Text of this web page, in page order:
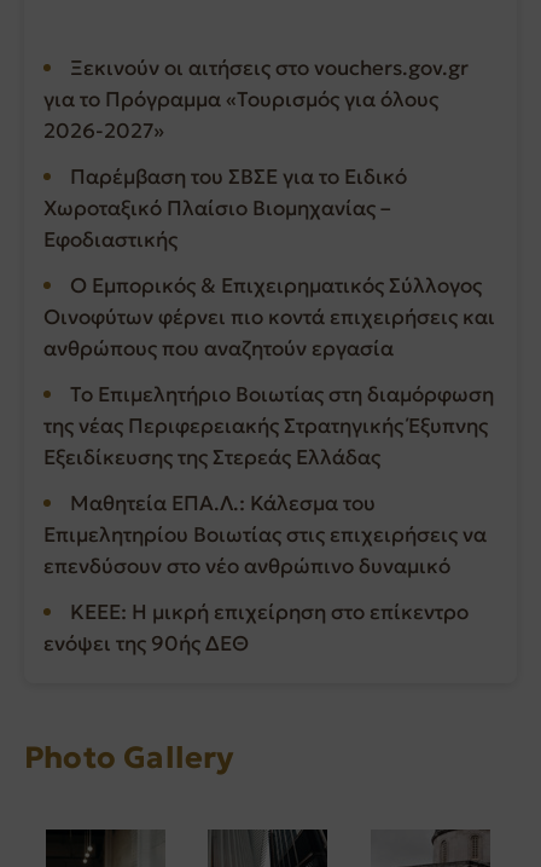
Ξεκινούν οι αιτήσεις στο vouchers.gov.gr
για το Πρόγραμμα «Τουρισμός για όλους
2026-2027»
Παρέμβαση του ΣΒΣΕ για το Ειδικό
Χωροταξικό Πλαίσιο Βιομηχανίας –
Εφοδιαστικής
Ο Εμπορικός & Επιχειρηματικός Σύλλογος
Οινοφύτων φέρνει πιο κοντά επιχειρήσεις και
ανθρώπους που αναζητούν εργασία
Το Επιμελητήριο Βοιωτίας στη διαμόρφωση
της νέας Περιφερειακής Στρατηγικής Έξυπνης
Εξειδίκευσης της Στερεάς Ελλάδας
Μαθητεία ΕΠΑ.Λ.: Κάλεσμα του
Επιμελητηρίου Βοιωτίας στις επιχειρήσεις να
επενδύσουν στο νέο ανθρώπινο δυναμικό
ΚΕΕΕ: Η μικρή επιχείρηση στο επίκεντρο
ενόψει της 90ής ΔΕΘ
Photo Gallery